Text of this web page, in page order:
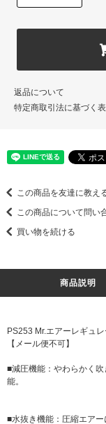
返品について
特定商取引法に基づく
この商品を友達に教え
この商品について問い
買い物を続ける
商品説明
PS253 Mr.エアーレギュ
【メール便不可】
■減圧機能：やわらかく
能。
■水抜き機能：圧縮エア